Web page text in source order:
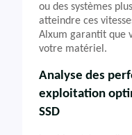
ou des systèmes
atteindre ces
Alxum garantit que
votre matériel.
Analyse des
exploitation
SSD